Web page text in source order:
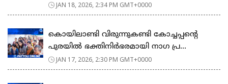
JAN 18, 2026, 2:34 PM GMT+0000
കൊയിലാണ്ടി വിരുന്നുകണ്ടി കോച്ചപ്പൻ്റെ
പുരയിൽ ഭക്തിനിർഭരമായി നാഗ പ്ര...
JAN 17, 2026, 2:30 PM GMT+0000